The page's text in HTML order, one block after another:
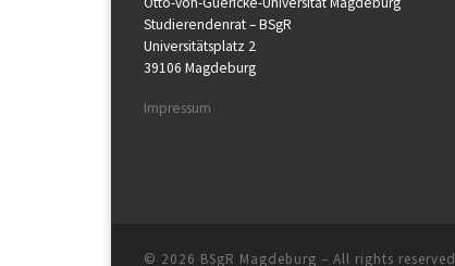
Studierendenrat – BSgR
Universitätsplatz 2
39106 Magdeburg
Impressum
© 2026 BSgR Magdeburg – All rights reserved